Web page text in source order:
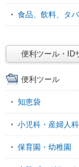
食品、飲料、タ
便利ツール・ID
便利ツール
知恵袋
小児科・産婦人科
保育園・幼稚園